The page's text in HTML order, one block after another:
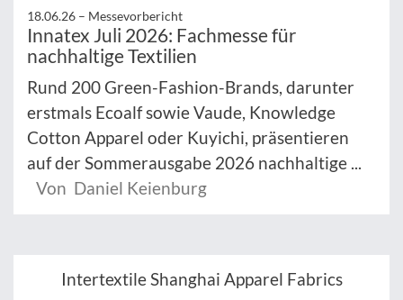
18.06.26 – Messevorbericht
Innatex Juli 2026: Fachmesse für
nachhaltige Textilien
Rund 200 Green-Fashion-Brands, darunter
erstmals Ecoalf sowie Vaude, Knowledge
Cotton Apparel oder Kuyichi, präsentieren
auf der Sommerausgabe 2026 nachhaltige ...
Von Daniel Keienburg
Intertextile Shanghai Apparel Fabrics